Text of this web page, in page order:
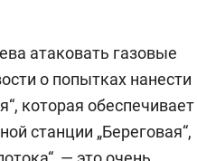
атаковать газовые
о попытках нанести
которая обеспечивает
станции „Береговая“,